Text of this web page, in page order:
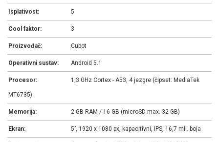
Isplativost: 5
Cool faktor: 3
Proizvođač: Cubot
Operativni sustav: Android 5.1
Procesor: 1,3 GHz Cortex - A53, 4 jezgre (čipset: MediaTek
MT6735)
Memorija: 2 GB RAM / 16 GB (microSD max. 32 GB)
Ekran: 5’’, 1920 x 1080 px, kapacitivni, IPS, 16,7 mil. boja